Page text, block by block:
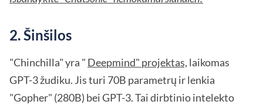
2. Šinšilos
"Chinchilla" yra " Deepmind" projektas, laikomas
GPT-3 žudiku. Jis turi 70B parametrų ir lenkia
"Gopher" (280B) bei GPT-3. Tai dirbtinio intelekto